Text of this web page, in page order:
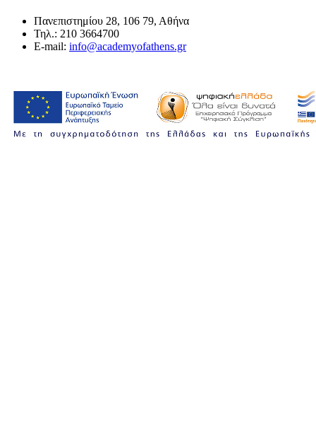
Πανεπιστημίου 28, 106 79, Αθήνα
Τηλ.: 210 3664700
E-mail: info@academyofathens.gr